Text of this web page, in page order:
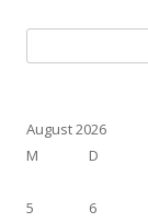
nach:
August 2026
M
D
5
6